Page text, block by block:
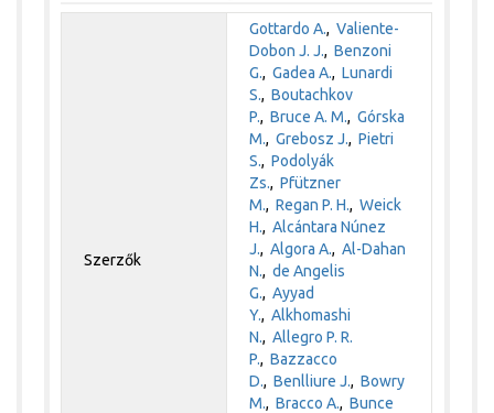
Szerzők
Gottardo A.,Valiente-
Dobon J. J.,Benzoni
G.,Gadea A.,Lunardi
S.,Boutachkov
P.,Bruce A. M.,Górska
M.,Grebosz J.,Pietri
S.,Podolyák
Zs.,Pfützner
M.,Regan P. H.,Weick
H.,Alcántara Núnez
J.,Algora A.,Al-Dahan
N.,de Angelis
G.,Ayyad
Y.,Alkhomashi
N.,Allegro P. R.
P.,Bazzacco
D.,Benlliure J.,Bowry
M.,Bracco A.,Bunce